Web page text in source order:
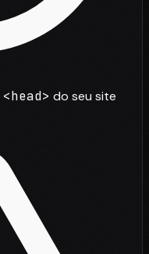
<head> do seu site